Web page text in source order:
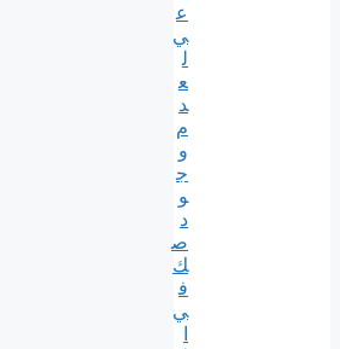
ع
ي
ل
ع
د
م
و
ج
و
د
ص
ك
ف
ي